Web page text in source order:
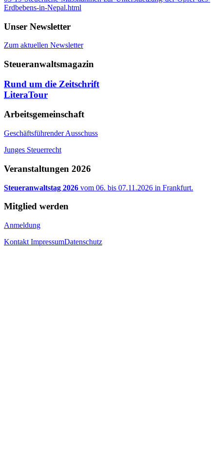
Erdbebens-in-Nepal.html
Unser Newsletter
Zum aktuellen Newsletter
Steueranwaltsmagazin
Rund um die Zeitschrift
LiteraTour
Arbeitsgemeinschaft
Geschäftsführender Ausschuss
Junges Steuerrecht
Veranstaltungen 2026
Steueranwaltstag 2026 vom 06. bis 07.11.2026 in Frankfurt.
Mitglied werden
Anmeldung
Kontakt ImpressumDatenschutz